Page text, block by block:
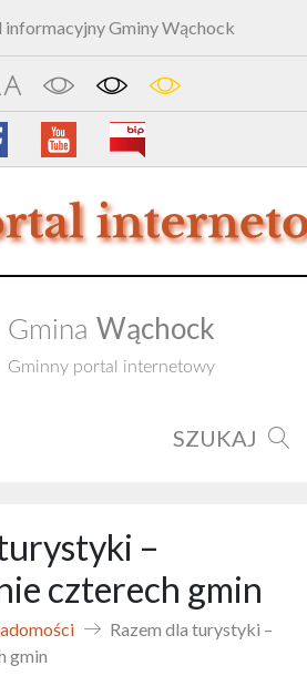
Gminy Wąchock
Gmina Wąchock
Gminny portal internetowy
SZUKAJ
–
czterech gmin
Razem dla turystyki –
gmin